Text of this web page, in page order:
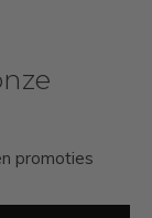
promoties